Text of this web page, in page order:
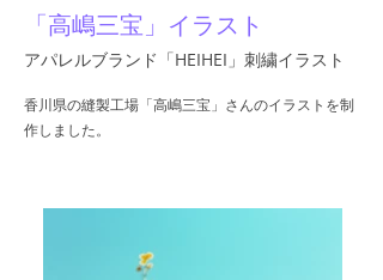
「高嶋三宝」イラスト
アパレルブランド「HEIHEI」刺繍イラスト
香川県の縫製工場「高嶋三宝」さんのイラストを制
作しました。